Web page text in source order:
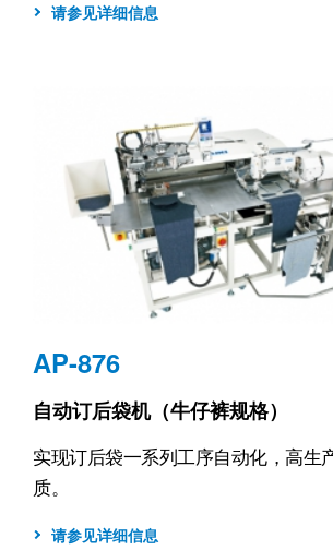
请参见详细信息
AP-876
自动订后袋机（牛仔裤规格）
实现订后袋一系列工序自动化，高生
质。
请参见详细信息